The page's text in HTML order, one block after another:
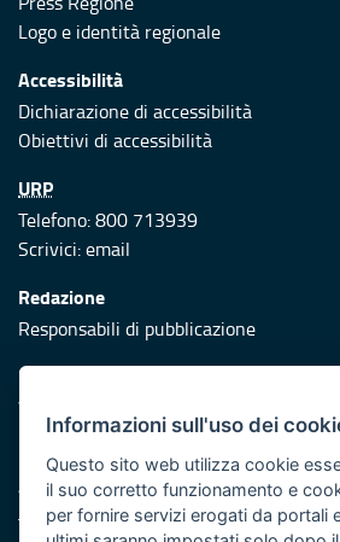
Logo e identità regionale
Accessibilità
Dichiarazione di accessibilità
Obiettivi di accessibilità
URP
Telefono: 800 713939
Scrivici:email
Redazione
Responsabili di pubblicazione
Protezione civile
Vai al sito di Protezione Civile Puglia
Iniziativa finanziata con risorse del
Asse XI
Informazioni sull'uso dei
Questo sito web utilizza cookie
il suo corretto funzionamento e
per fornire servizi erogati da portali